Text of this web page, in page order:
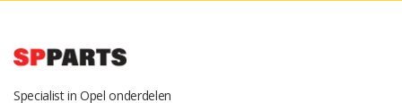
Specialist in Opel onderdelen